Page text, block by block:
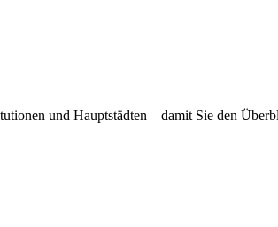
und Hauptstädten – damit Sie den